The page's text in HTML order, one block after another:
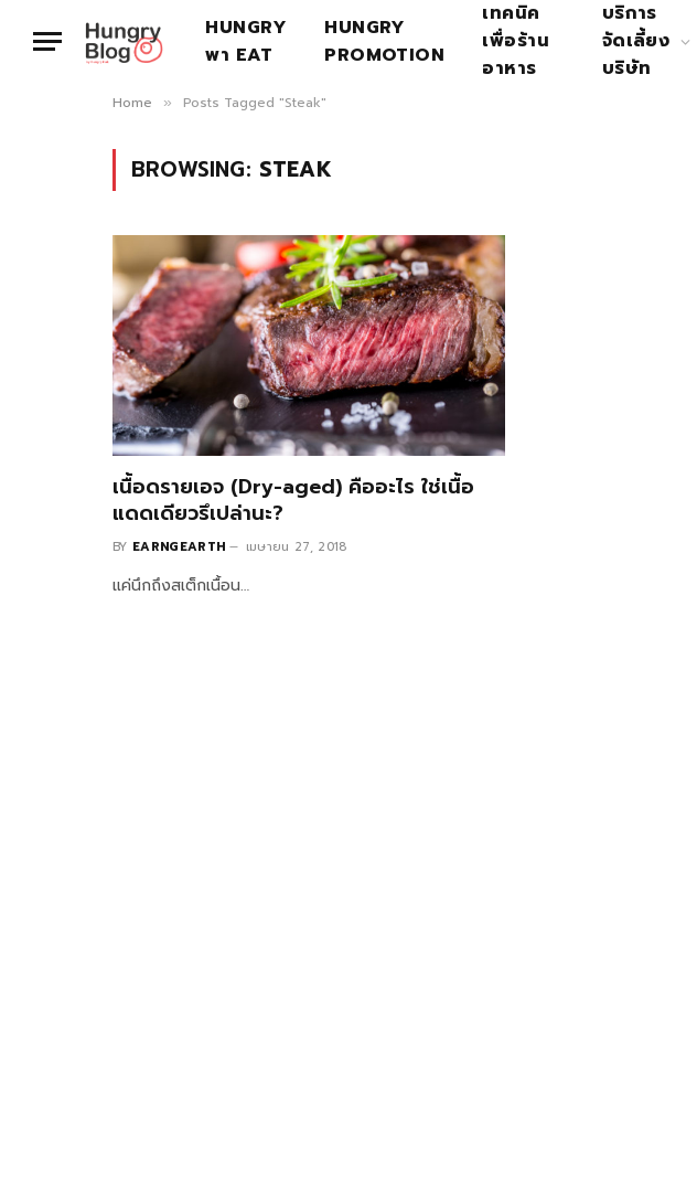
HUNGRY
พา EAT
HUNGRY
PROMOTION
เทคนิค
เพื่อร้าน
อาหาร
บริการ
จัดเลี้ยง
บริษัท
Home » Posts Tagged "Steak"
BROWSING: STEAK
เนื้อดรายเอจ (Dry-aged) คืออะไร ใช่เนื้อ
แดดเดียวรึเปล่านะ?
BY EARNGEARTH เมษายน 27, 2018
แค่นึกถึงสเต็กเนื้อน…